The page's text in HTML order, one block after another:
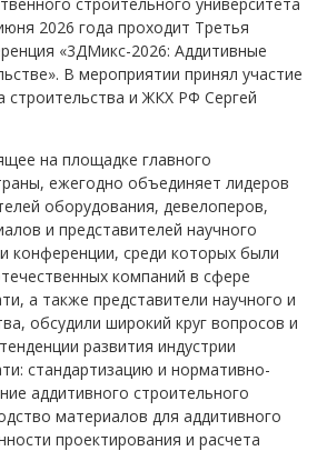
2026 года проходит Третья
«3ДМикс-2026: Аддитивные
В мероприятии принял участие
строительства и ЖКХ РФ Сергей
на площадке главного
ежегодно объединяет лидеров
оборудования, девелоперов,
и представителей научного
конференции, среди которых были
компаний в сфере
а также представители научного и
обсудили широкий круг вопросов и
развития индустрии
стандартизацию и нормативно-
аддитивного строительного
материалов для аддитивного
проектирования и расчета